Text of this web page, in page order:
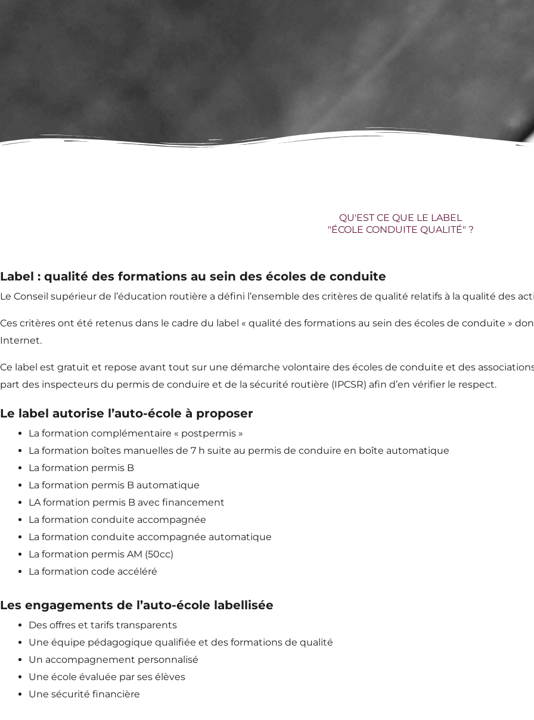
QU'EST CE QUE LE LABEL
"ÉCOLE CONDUITE QUALITÉ" ?
Label : qualité des formations au sein des écoles de conduite
Le Conseil supérieur de l’éducation routière a défini l’ensemble des critères de qualité relatifs à la qualité des
Ces critères ont été retenus dans le cadre du label « qualité des formations au sein des écoles de conduite »
Internet.
Ce label est gratuit et repose avant tout sur une démarche volontaire des écoles de conduite et des
part des inspecteurs du permis de conduire et de la sécurité routière (IPCSR) afin d’en vérifier le respect.
Le label autorise l’auto-école à proposer
La formation complémentaire « postpermis »
La formation boîtes manuelles de 7 h suite au permis de conduire en boîte automatique
La formation permis B
La formation permis B automatique
LA formation permis B avec financement
La formation conduite accompagnée
La formation conduite accompagnée automatique
La formation permis AM (50cc)
La formation code accéléré
Les engagements de l’auto-école labellisée
Des offres et tarifs transparents
Une équipe pédagogique qualifiée et des formations de qualité
Un accompagnement personnalisé
Une école évaluée par ses élèves
Une sécurité financière